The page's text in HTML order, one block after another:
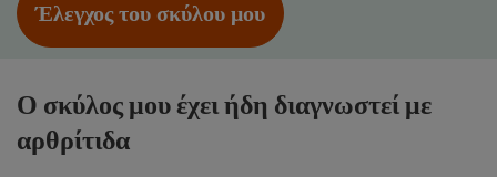
Έλεγχος του σκύλου μου
Ο σκύλος μου έχει ήδη διαγνωστεί με
αρθρίτιδα